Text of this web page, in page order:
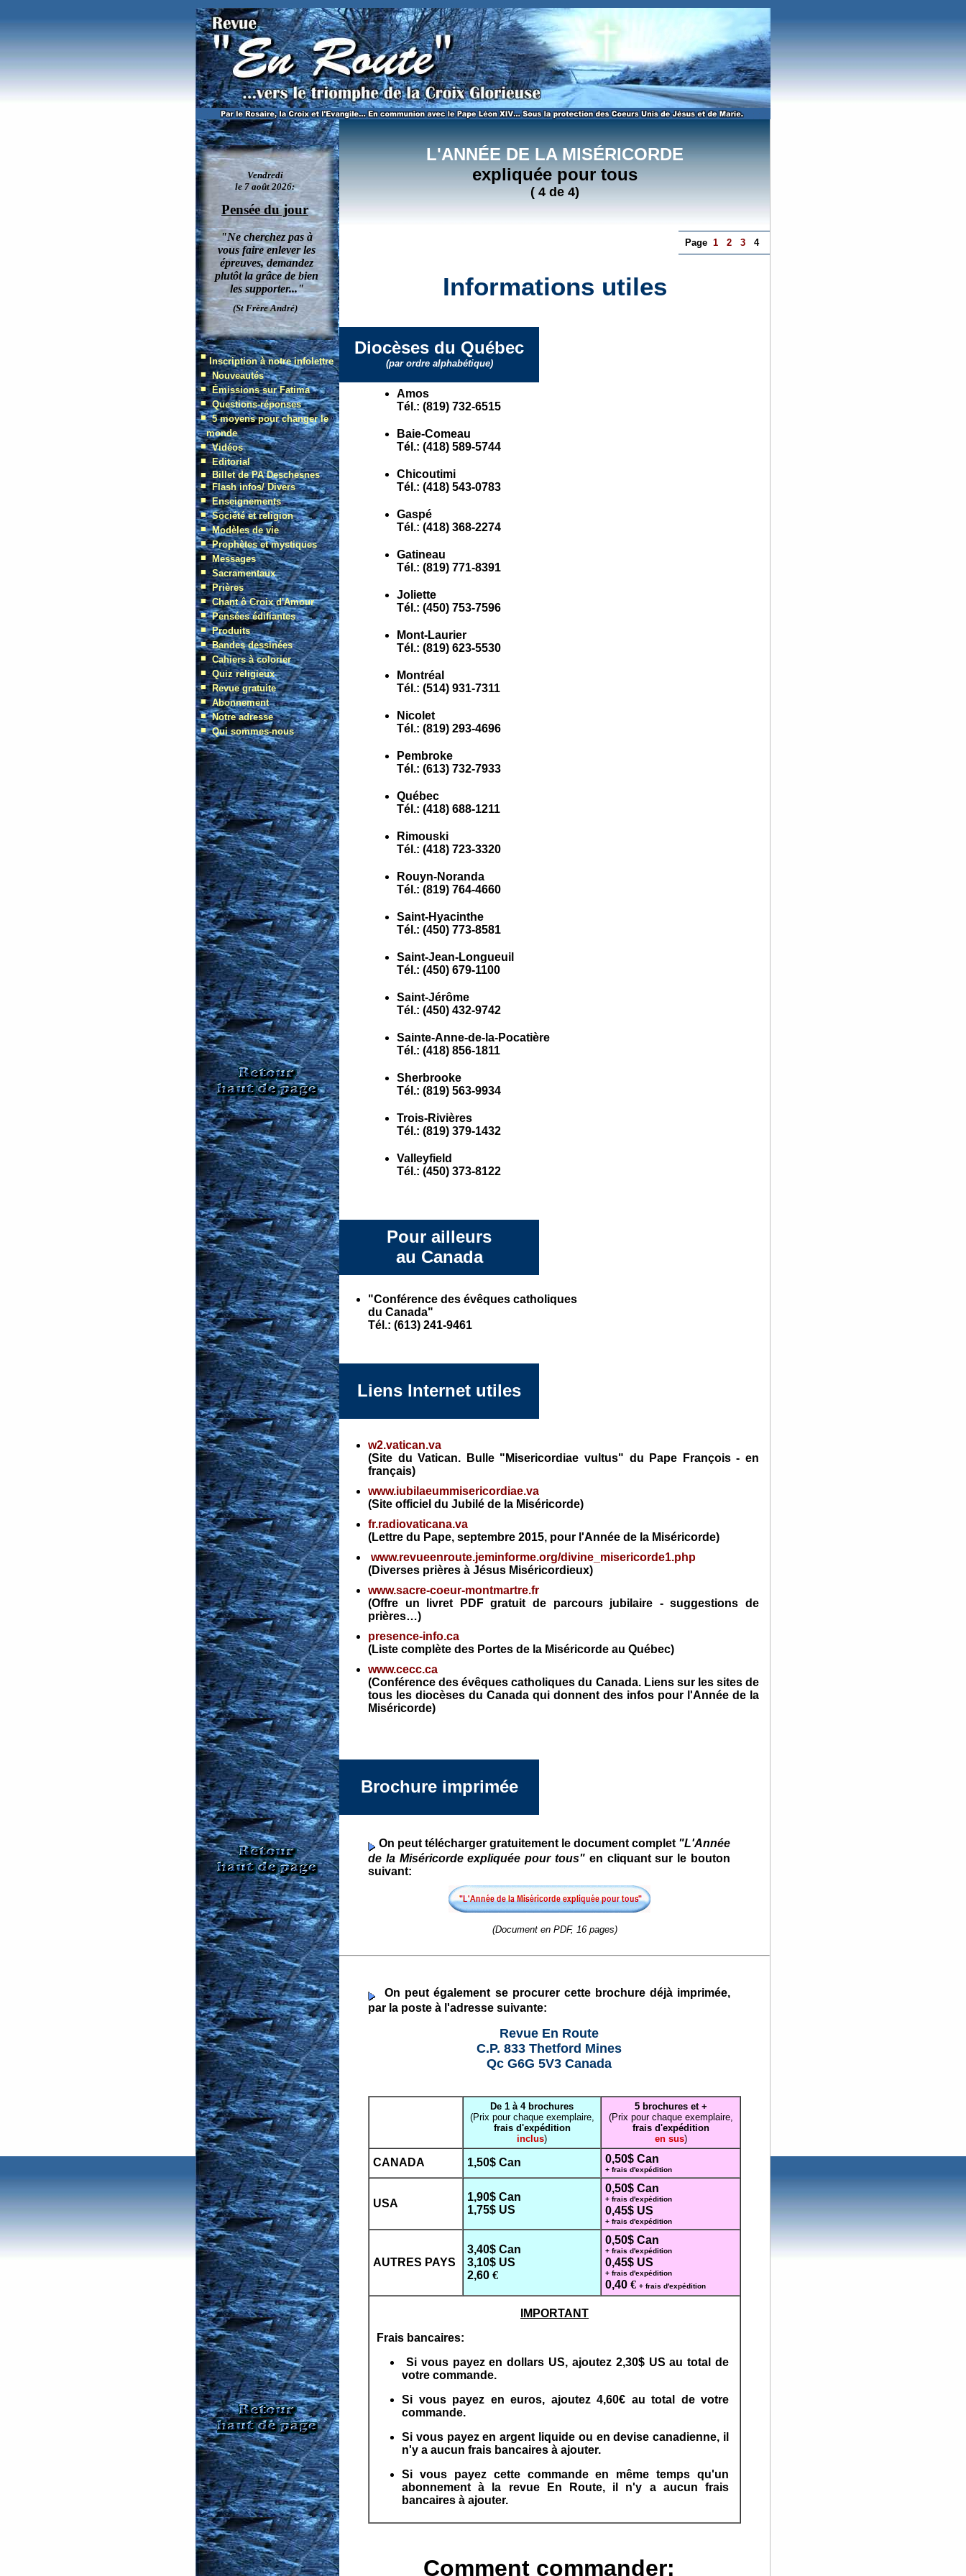
L'ANNÉE DE LA MISÉRICORDE
expliquée pour tous
( 4 de 4)
Page 1 2 3 4
Informations utiles
Diocèses du Québec
(par ordre alphabétique)
Amos
Tél.: (819) 732-6515
Baie-Comeau
Tél.: (418) 589-5744
Chicoutimi
Tél.: (418) 543-0783
Gaspé
Tél.: (418) 368-2274
Gatineau
Tél.: (819) 771-8391
Joliette
Tél.: (450) 753-7596
Mont-Laurier
Tél.: (819) 623-5530
Montréal
Tél.: (514) 931-7311
Nicolet
Tél.: (819) 293-4696
Pembroke
Tél.: (613) 732-7933
Québec
Tél.: (418) 688-1211
Rimouski
Tél.: (418) 723-3320
Rouyn-Noranda
Tél.: (819) 764-4660
Saint-Hyacinthe
Tél.: (450) 773-8581
Saint-Jean-Longueuil
Tél.: (450) 679-1100
Saint-Jérôme
Tél.: (450) 432-9742
Sainte-Anne-de-la-Pocatière
Tél.: (418) 856-1811
Sherbrooke
Tél.: (819) 563-9934
Trois-Rivières
Tél.: (819) 379-1432
Valleyfield
Tél.: (450) 373-8122
Pour ailleurs
au Canada
"Conférence des évêques catholiques
du Canada"
Tél.: (613) 241-9461
Liens Internet utiles
w2.vatican.va
(Site du Vatican. Bulle "Misericordiae vultus" du Pape François - en
français)
www.iubilaeummisericordiae.va
(Site officiel du Jubilé de la Miséricorde)
fr.radiovaticana.va
(Lettre du Pape, septembre 2015, pour l'Année de la Miséricorde)
www.revueenroute.jeminforme.org/divine_misericorde1.php
(Diverses prières à Jésus Miséricordieux)
www.sacre-coeur-montmartre.fr
(Offre un livret PDF gratuit de parcours jubilaire - suggestions de
prières…)
presence-info.ca
(Liste complète des Portes de la Miséricorde au Québec)
www.cecc.ca
(Conférence des évêques catholiques du Canada. Liens sur les sites de
tous les diocèses du Canada qui donnent des infos pour l'Année de la
Miséricorde)
Brochure imprimée
On peut télécharger gratuitement le document complet "L'Année
de la Miséricorde expliquée pour tous" en cliquant sur le bouton
suivant:
(Document en PDF, 16 pages)
On peut également se procurer cette brochure déjà imprimée,
par la poste à l'adresse suivante:
Revue En Route
C.P. 833 Thetford Mines
Qc G6G 5V3 Canada
De 1 à 4 brochures
(Prix pour chaque exemplaire,
frais d'expédition
inclus)
5 brochures et +
(Prix pour chaque exemplaire,
frais d'expédition
en sus)
CANADA 1,50$ Can 0,50$ Can
+ frais d'expédition
USA
1,90$ Can
1,75$ US
0,50$ Can
+ frais d'expédition
0,45$ US
+ frais d'expédition
AUTRES PAYS
3,40$ Can
3,10$ US
2,60 €
0,50$ Can
+ frais d'expédition
0,45$ US
+ frais d'expédition
0,40 € + frais d'expédition
IMPORTANT
Frais bancaires:
Si vous payez en dollars US, ajoutez 2,30$ US au total de
votre commande.
Si vous payez en euros, ajoutez 4,60€ au total de votre
commande.
Si vous payez en argent liquide ou en devise canadienne, il
n'y a aucun frais bancaires à ajouter.
Si vous payez cette commande en même temps qu'un
abonnement à la revue En Route, il n'y a aucun frais
bancaires à ajouter.
Comment commander: